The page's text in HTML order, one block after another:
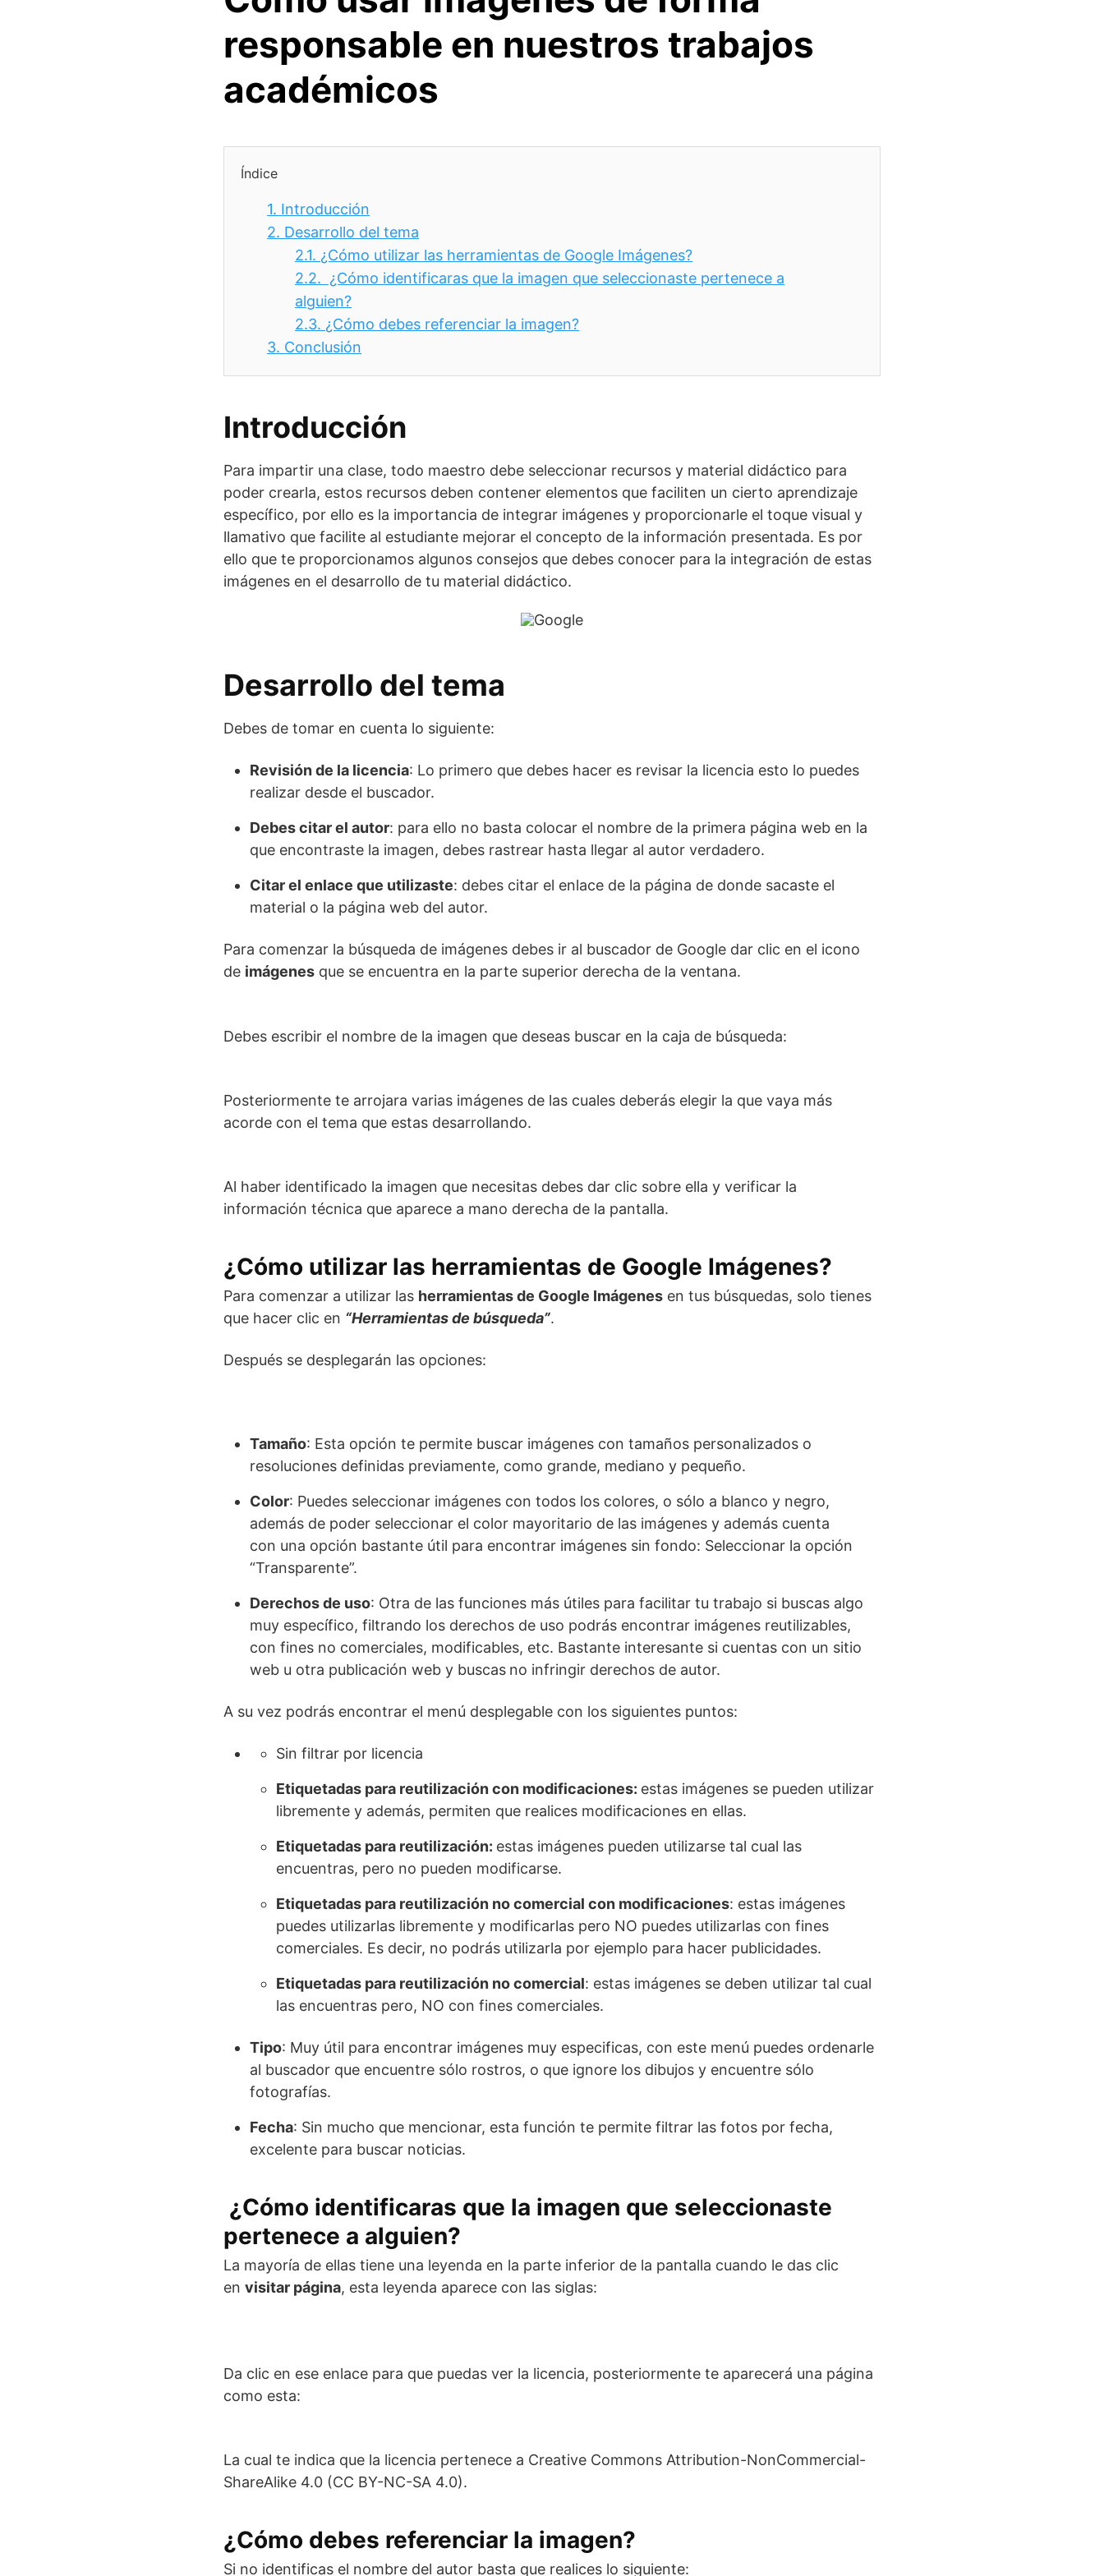
responsable en nuestros trabajos
académicos
Índice
1. Introducción
2. Desarrollo del tema
2.1. ¿Cómo utilizar las herramientas de Google Imágenes?
2.2. ¿Cómo identificaras que la imagen que seleccionaste pertenece a
alguien?
2.3. ¿Cómo debes referenciar la imagen?
3. Conclusión
Introducción
Para impartir una clase, todo maestro debe seleccionar recursos y material didáctico para
poder crearla, estos recursos deben contener elementos que faciliten un cierto aprendizaje
específico, por ello es la importancia de integrar imágenes y proporcionarle el toque visual y
llamativo que facilite al estudiante mejorar el concepto de la información presentada. Es por
ello que te proporcionamos algunos consejos que debes conocer para la integración de estas
imágenes en el desarrollo de tu material didáctico.
Desarrollo del tema
Debes de tomar en cuenta lo siguiente:
Revisión de la licencia: Lo primero que debes hacer es revisar la licencia esto lo puedes
realizar desde el buscador.
Debes citar el autor: para ello no basta colocar el nombre de la primera página web en la
que encontraste la imagen, debes rastrear hasta llegar al autor verdadero.
Citar el enlace que utilizaste: debes citar el enlace de la página de donde sacaste el
material o la página web del autor.
Para comenzar la búsqueda de imágenes debes ir al buscador de Google dar clic en el icono
de imágenes que se encuentra en la parte superior derecha de la ventana.
Debes escribir el nombre de la imagen que deseas buscar en la caja de búsqueda:
Posteriormente te arrojara varias imágenes de las cuales deberás elegir la que vaya más
acorde con el tema que estas desarrollando.
Al haber identificado la imagen que necesitas debes dar clic sobre ella y verificar la
información técnica que aparece a mano derecha de la pantalla.
¿Cómo utilizar las herramientas de Google Imágenes?
Para comenzar a utilizar las herramientas de Google Imágenes en tus búsquedas, solo tienes
que hacer clic en “Herramientas de búsqueda”.
Después se desplegarán las opciones:
Tamaño: Esta opción te permite buscar imágenes con tamaños personalizados o
resoluciones definidas previamente, como grande, mediano y pequeño.
Color: Puedes seleccionar imágenes con todos los colores, o sólo a blanco y negro,
además de poder seleccionar el color mayoritario de las imágenes y además cuenta
con una opción bastante útil para encontrar imágenes sin fondo: Seleccionar la opción
“Transparente”.
Derechos de uso: Otra de las funciones más útiles para facilitar tu trabajo si buscas algo
muy específico, filtrando los derechos de uso podrás encontrar imágenes reutilizables,
con fines no comerciales, modificables, etc. Bastante interesante si cuentas con un sitio
web u otra publicación web y buscas no infringir derechos de autor.
A su vez podrás encontrar el menú desplegable con los siguientes puntos:
Sin filtrar por licencia
Etiquetadas para reutilización con modificaciones: estas imágenes se pueden utilizar
libremente y además, permiten que realices modificaciones en ellas.
Etiquetadas para reutilización: estas imágenes pueden utilizarse tal cual las
encuentras, pero no pueden modificarse.
Etiquetadas para reutilización no comercial con modificaciones: estas imágenes
puedes utilizarlas libremente y modificarlas pero NO puedes utilizarlas con fines
comerciales. Es decir, no podrás utilizarla por ejemplo para hacer publicidades.
Etiquetadas para reutilización no comercial: estas imágenes se deben utilizar tal cual
las encuentras pero, NO con fines comerciales.
Tipo: Muy útil para encontrar imágenes muy especificas, con este menú puedes ordenarle
al buscador que encuentre sólo rostros, o que ignore los dibujos y encuentre sólo
fotografías.
Fecha: Sin mucho que mencionar, esta función te permite filtrar las fotos por fecha,
excelente para buscar noticias.
¿Cómo identificaras que la imagen que seleccionaste
pertenece a alguien?
La mayoría de ellas tiene una leyenda en la parte inferior de la pantalla cuando le das clic
en visitar página, esta leyenda aparece con las siglas:
Da clic en ese enlace para que puedas ver la licencia, posteriormente te aparecerá una página
como esta:
La cual te indica que la licencia pertenece a Creative Commons Attribution-NonCommercial-
ShareAlike 4.0 (CC BY-NC-SA 4.0).
¿Cómo debes referenciar la imagen?
Si no identificas el nombre del autor basta que realices lo siguiente: